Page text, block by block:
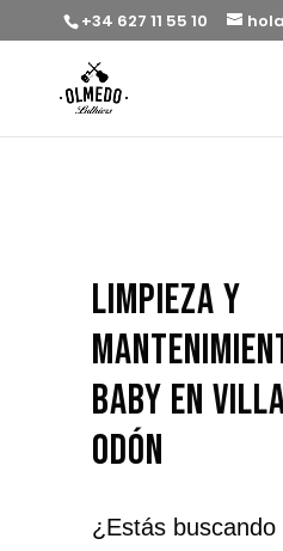
+34 627 11 55 10
limpieza y
Baby en
Odón
¿Estás